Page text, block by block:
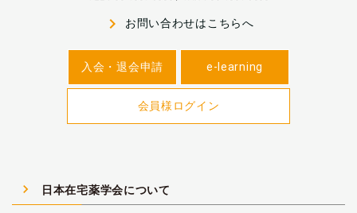
navigate_next お問い合わせはこちらへ
入会・退会申請 e-learning
会員様ログイン
navigate_next 日本在宅薬学会について